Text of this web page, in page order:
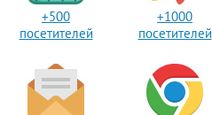
+500
посетителей
+1000
посетителей